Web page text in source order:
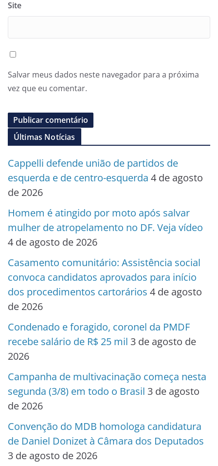
Site
Salvar meus dados neste navegador para a próxima
vez que eu comentar.
Últimas Notícias
Cappelli defende união de partidos de
esquerda e de centro-esquerda 4 de agosto
de 2026
Homem é atingido por moto após salvar
mulher de atropelamento no DF. Veja vídeo
4 de agosto de 2026
Casamento comunitário: Assistência social
convoca candidatos aprovados para início
dos procedimentos cartorários 4 de agosto
de 2026
Condenado e foragido, coronel da PMDF
recebe salário de R$ 25 mil 3 de agosto de
2026
Campanha de multivacinação começa nesta
segunda (3/8) em todo o Brasil 3 de agosto
de 2026
Convenção do MDB homologa candidatura
de Daniel Donizet à Câmara dos Deputados
3 de agosto de 2026